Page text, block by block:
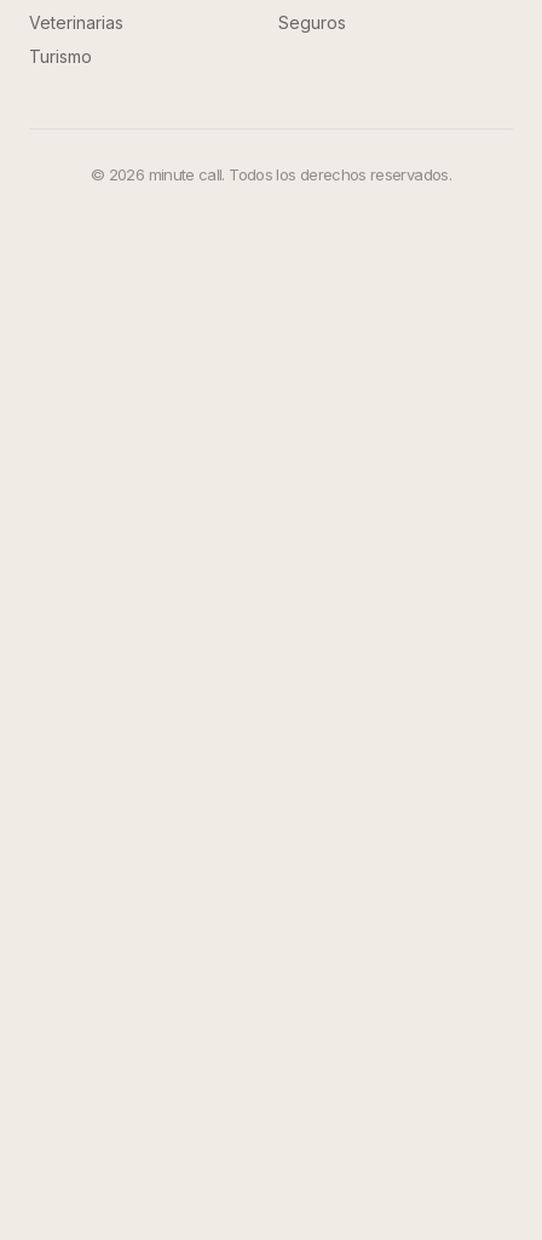
Veterinarias
Seguros
Turismo
© 2026 minute call. Todos los derechos reservados.